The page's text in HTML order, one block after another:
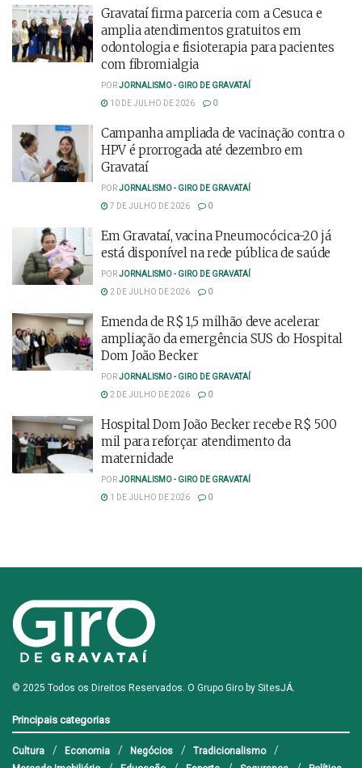
Gravataí firma parceria com a Cesuca e
amplia atendimentos gratuitos em
odontologia e fisioterapia para pacientes
com fibromialgia
PORJORNALISMO - GIRO DE GRAVATAÍ
10 DE JULHO DE 2026
0
Campanha ampliada de vacinação contra o
HPV é prorrogada até dezembro em
Gravataí
PORJORNALISMO - GIRO DE GRAVATAÍ
7 DE JULHO DE 2026
0
Em Gravataí, vacina Pneumocócica-20 já
está disponível na rede pública de saúde
PORJORNALISMO - GIRO DE GRAVATAÍ
2 DE JULHO DE 2026
0
Emenda de R$ 1,5 milhão deve acelerar
ampliação da emergência SUS do Hospital
Dom João Becker
PORJORNALISMO - GIRO DE GRAVATAÍ
2 DE JULHO DE 2026
0
Hospital Dom João Becker recebe R$ 500
mil para reforçar atendimento da
maternidade
PORJORNALISMO - GIRO DE GRAVATAÍ
1 DE JULHO DE 2026
0
© 2025 Todos os Direitos Reservados. O Grupo Giro by SitesJÁ.
Principais categorias
Cultura Economia Negócios
Tradicionalismo